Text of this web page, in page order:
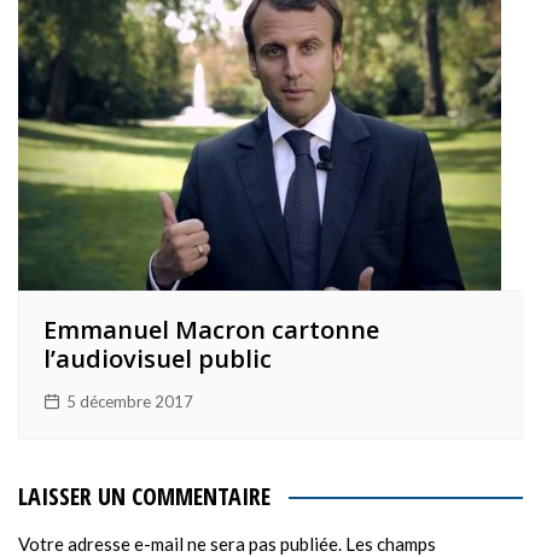
Emmanuel Macron cartonne
l’audiovisuel public
5 décembre 2017
LAISSER UN COMMENTAIRE
Votre adresse e-mail ne sera pas publiée. Les champs